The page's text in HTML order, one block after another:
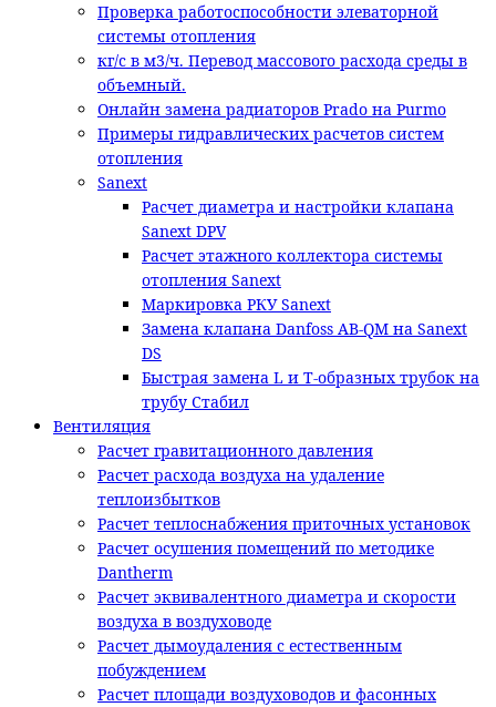
Проверка работоспособности элеваторной
системы отопления
кг/с в м3/ч. Перевод массового расхода среды в
объемный.
Онлайн замена радиаторов Prado на Purmo
Примеры гидравлических расчетов систем
отопления
Sanext
Расчет диаметра и настройки клапана
Sanext DPV
Расчет этажного коллектора системы
отопления Sanext
Маркировка РКУ Sanext
Замена клапана Danfoss AB-QM на Sanext
DS
Быстрая замена L и T-образных трубок на
трубу Стабил
Вентиляция
Расчет гравитационного давления
Расчет расхода воздуха на удаление
теплоизбытков
Расчет теплоснабжения приточных установок
Расчет осушения помещений по методике
Dantherm
Расчет эквивалентного диаметра и скорости
воздуха в воздуховоде
Расчет дымоудаления с естественным
побуждением
Расчет площади воздуховодов и фасонных